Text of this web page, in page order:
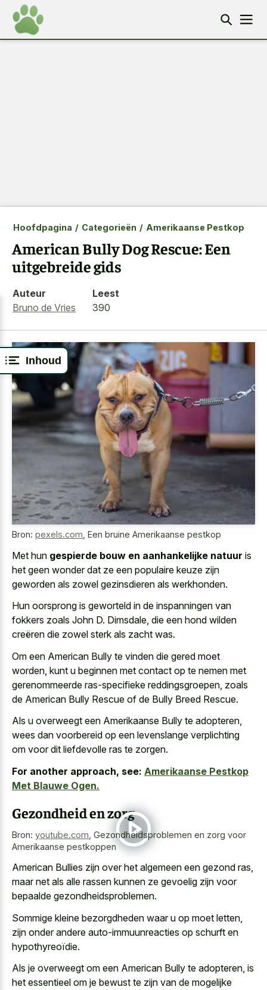
Inhoud
Hoofdpagina / Categorieën / Amerikaanse Pestkop
American Bully Dog Rescue: Een
uitgebreide gids
Auteur
Bruno de Vries
Leest
390
Bron: pexels.com Een bruine Amerikaanse pestkop
Met hun gespierde bouw en aanhankelijke natuur is
het geen wonder dat ze een populaire keuze zijn
geworden als zowel gezinsdieren als werkhonden.
Hun oorsprong is geworteld in de inspanningen van
fokkers zoals John D. Dimsdale, die een hond wilden
creëren die zowel sterk als zacht was.
Om een American Bully te vinden die gered moet
worden, kunt u beginnen met contact op te nemen met
gerenommeerde ras-specifieke reddingsgroepen, zoals
de American Bully Rescue of de Bully Breed Rescue.
Als u overweegt een Amerikaanse Bully te adopteren,
wees dan voorbereid op een levenslange verplichting
om voor dit liefdevolle ras te zorgen.
For another approach, see: Amerikaanse Pestkop
Met Blauwe Ogen.
Gezondheid en zorg
Bron: youtube.com Gezondheidsproblemen en zorg voor
Amerikaanse pestkoppen
American Bullies zijn over het algemeen een gezond ras,
maar net als alle rassen kunnen ze gevoelig zijn voor
bepaalde gezondheidsproblemen.
Sommige kleine bezorgdheden waar u op moet letten,
zijn onder andere auto-immuunreacties op schurft en
hypothyreoïdie.
Als je overweegt om een American Bully te adopteren, is
het essentieel om je bewust te zijn van de mogelijke